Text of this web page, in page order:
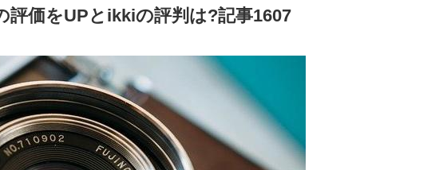
評価をUPとikkiの評判は?記事1607